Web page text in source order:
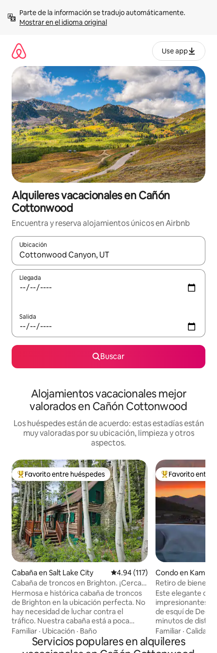
contenidoMostrar en el idioma original
Use app
Alquileres vacacionales en Cañón
Cottonwood
Encuentra y reserva alojamientos únicos en Airbnb
Ubicación
Cuando los resultados estén disponibles, navega con las
Llegada
Salida
Buscar
Alojamientos vacacionales mejor
valorados en Cañón Cottonwood
Los huéspedes están de acuerdo: estas estadías están
muy valoradas por su ubicación, limpieza y otros
aspectos.
Favorito entre huéspedes preferido
Favorito entre huéspedes
Cabaña en Salt Lake City Calificación promedio: 4.94 de
4.94 (117)
Cabaña de troncos en Brighton. ¡Cerca
de los remontes! Aparcamiento
gratuito.
Hermosa e histórica cabaña de troncos
de Brighton en la ubicación perfecta. No
hay necesidad de luchar contra el
tráfico. Nuestra cabaña está a poca
distancia a pie de Brighton Resort. Nos
hemos esforzado por conservar su
belleza rústica y, al mismo tiempo,
Familiar · Ubicación · Baño
Favorito entre
Favorito entre
Condo en Kamas
Retiro de
Sauna/spa/
REMO/yoga/
Este elegante
impresionantes
de esquí de Deer
minutos de
embalse
en una nueva
lujo llamada Benloch
Familiar ·Calidad-
Servicios populares en alquileres